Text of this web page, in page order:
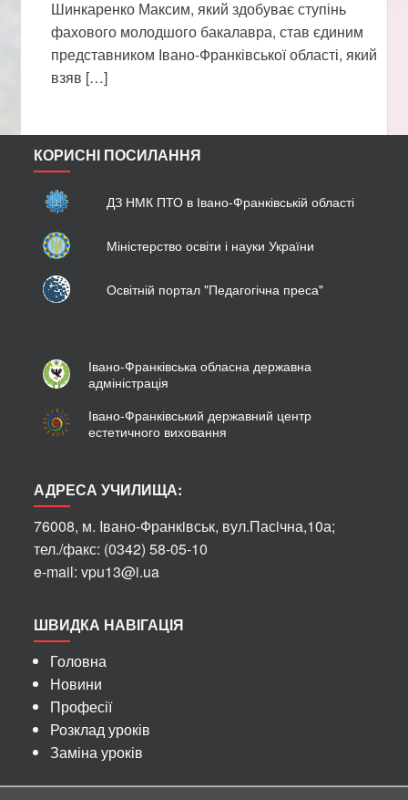
Шинкаренко Максим, який здобуває ступінь
фахового молодшого бакалавра, став єдиним
представником Івано-Франківської області, який
взяв […]
КОРИСНІ ПОСИЛАННЯ
ДЗ НМК ПТО в Івано-Франківській області
Міністерство освіти і науки України
Освітній портал "Педагогічна преса"
Івано-Франківська обласна державна
адміністрація
Івано-Франківський державний центр
естетичного виховання
АДРЕСА УЧИЛИЩА:
76008, м. Iвано-Франкiвськ, вул.Пасiчна,10а;
тел./факс: (0342) 58-05-10
e-mail: vpu13@i.ua
ШВИДКА НАВІГАЦІЯ
Головна
Новини
Професії
Розклад уроків
Заміна уроків